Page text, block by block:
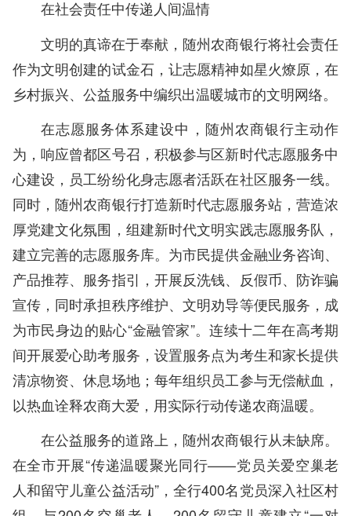
在社会责任中传递人间温情
文明的真谛在于奉献，随州农商银行将社会责任
作为文明创建的试金石，让志愿精神如星火燎原，在
乡村振兴、公益服务中编织出温暖城市的文明网络。
在志愿服务体系建设中，随州农商银行主动作
为，响应曾都区号召，积极参与区新时代志愿服务中
心建设，员工纷纷化身志愿者活跃在社区服务一线。
同时，随州农商银行打造新时代志愿服务站，营造浓
厚党建文化氛围，组建新时代文明实践志愿服务队，
建立完善的志愿服务库。为市民提供金融业务咨询、
产品推荐、服务指引，开展反洗钱、反假币、防诈骗
宣传，同时承担秩序维护、文明劝导等便民服务，成
为市民身边的贴心“金融管家”。连续十二年在高考期
间开展爱心助考服务，设置服务点为考生和家长提供
清凉物资、休息场地；每年组织员工参与无偿献血，
以热血诠释农商大爱，用实际行动传递农商温暖。
在公益服务的道路上，随州农商银行从未缺席。
在全市开展“传递温暖聚光同行——党员关爱空巢老
人和留守儿童公益活动”，全行400名党员深入社区村